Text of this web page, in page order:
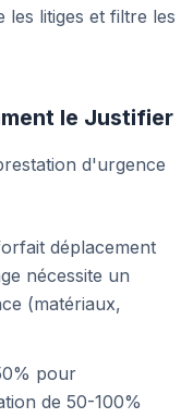
les litiges et filtre les
le Justifier
d'urgence
déplacement
nécessite un
(matériaux,
pour
de 50-100%